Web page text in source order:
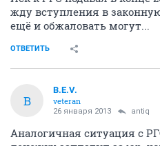
жду вступления в
ещё и обжаловать могут...
ОТВЕТИТЬ
B
B.E.V.
veteran
26 января 2013 antiq
Аналогичная ситуация с